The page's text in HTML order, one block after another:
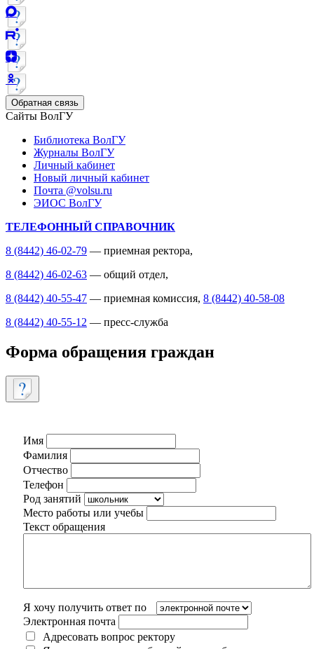
Обратная связь
Сайты ВолГУ
Библиотека ВолГУ
Журналы ВолГУ
Личный кабинет
Новый личный кабинет
Почта @volsu.ru
ЭИОС ВолГУ
ТЕЛЕФОННЫЙ СПРАВОЧНИК
8 (8442) 46-02-79 — приемная ректора,
8 (8442) 46-02-63 — общий отдел,
8 (8442) 40-55-47 — приемная комиссия, 8 (8442) 40-58-08
8 (8442) 40-55-12 — пресс-служба
Форма обращения граждан
Имя
Фамилия
Отчество
Телефон
Род занятий
Место работы или учебы
Текст обращения
Я хочу получить ответ по
Электронная почта
Адресовать вопрос ректору